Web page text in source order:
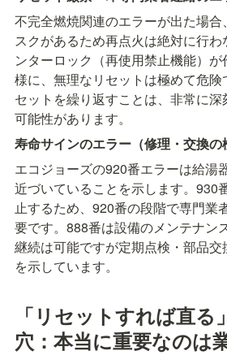
不完全燃焼関連のエラーが出た場合
スクがあるため再点火は絶対に行わ
ンターロック（再使用禁止機能）
様に、無理なリセットは極めて危険
セットを繰り返すことは、非常に
可能性があります。
寿命サインのエラー（修理・交換の
エコジョーズの920番エラーは給湯
近づいていることを示します。930
止するため、920番の段階で専門業
要です。888番は設備のメンテナン
継続は可能ですが定期点検・部品交
を示しています。
「リセットすれば直る
穴：本当に重要なのは